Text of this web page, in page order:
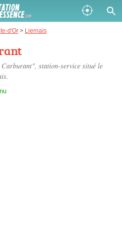
d'Or > Liernais
Carburant", station-service situé le